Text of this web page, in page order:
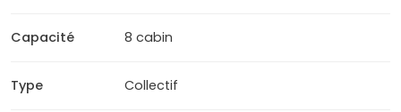
Capacité 8 cabin
Type Collectif